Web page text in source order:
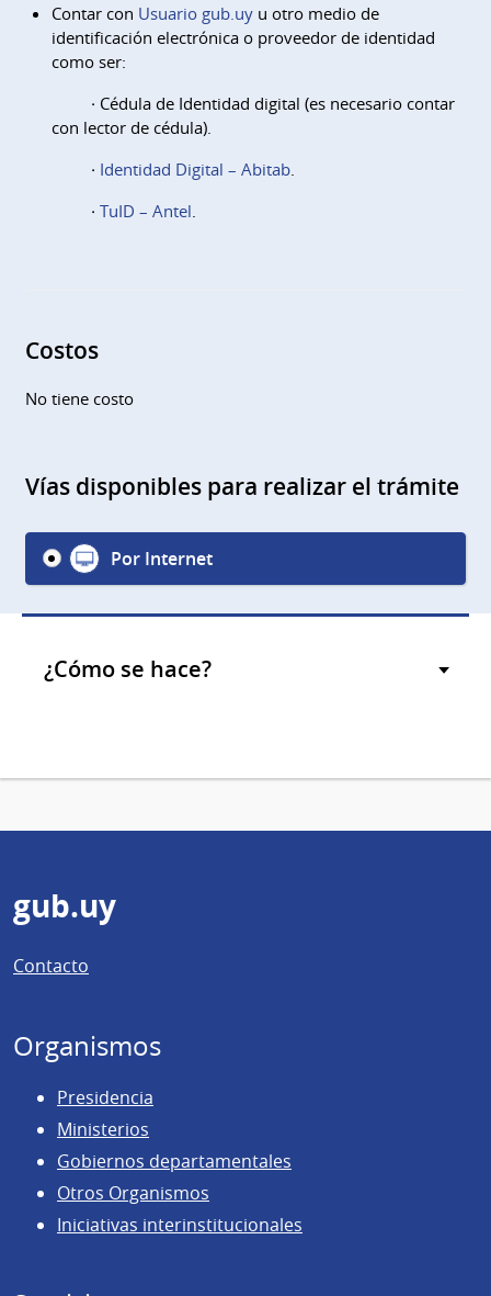
Contar con Usuario gub.uyu otro medio de
identificación electrónica o proveedor de identidad
como ser:
· Cédula de Identidad digital (es necesario contar
con lector de cédula).
· Identidad Digital – Abitab.
· TuID – Antel
Costos
No tiene costo
Vías disponibles para realizar el trámite
Por Internet
¿Cómo se hace?
Pie
de
página
gub.uy
Contacto
Organismos
Presidencia
Ministerios
Gobiernos departamentales
Otros Organismos
Iniciativas interinstitucionales